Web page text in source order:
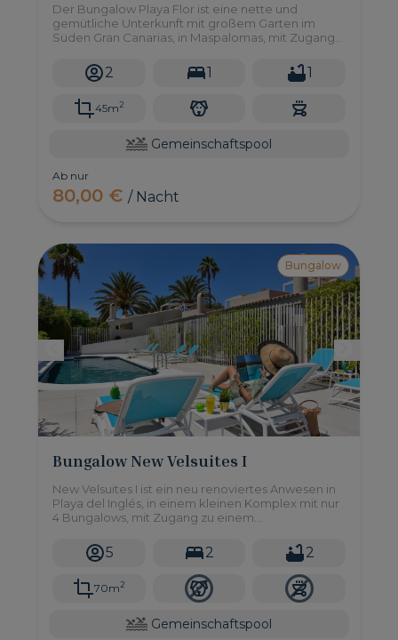
Der Bungalow Playa Flor ist eine nette und
gemütliche Unterkunft mit großem Garten im
Süden Gran Canarias, in Maspalomas, mit Zugang
2 1 1
45m2
Gemeinschaftspool
Ab nur
80,00 €/ Nacht
Bungalow
Bungalow New Velsuites I
New Velsuites I ist ein neu renoviertes Anwesen in
Playa del Inglés, in einem kleinen Komplex mit nur
4 Bungalows, mit Zugang zu einem
Kapazität für bis zu 5 Personen.
5 2 2
70m2
Gemeinschaftspool